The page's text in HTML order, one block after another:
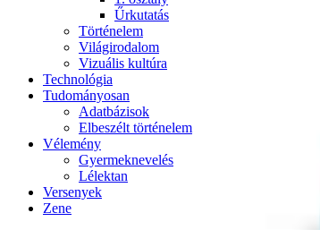
Űrkutatás
Történelem
Világirodalom
Vizuális kultúra
Technológia
Tudományosan
Adatbázisok
Elbeszélt történelem
Vélemény
Gyermeknevelés
Lélektan
Versenyek
Zene